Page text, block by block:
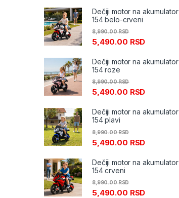
Dečiji motor na akumulator
154 belo-crveni
5,490.00 RSD
8,990.00RSD
Dečiji motor na akumulator
154 roze
5,490.00 RSD
8,990.00RSD
Dečiji motor na akumulator
154 plavi
5,490.00 RSD
8,990.00RSD
Dečiji motor na akumulator
154 crveni
5,490.00 RSD
8,990.00RSD